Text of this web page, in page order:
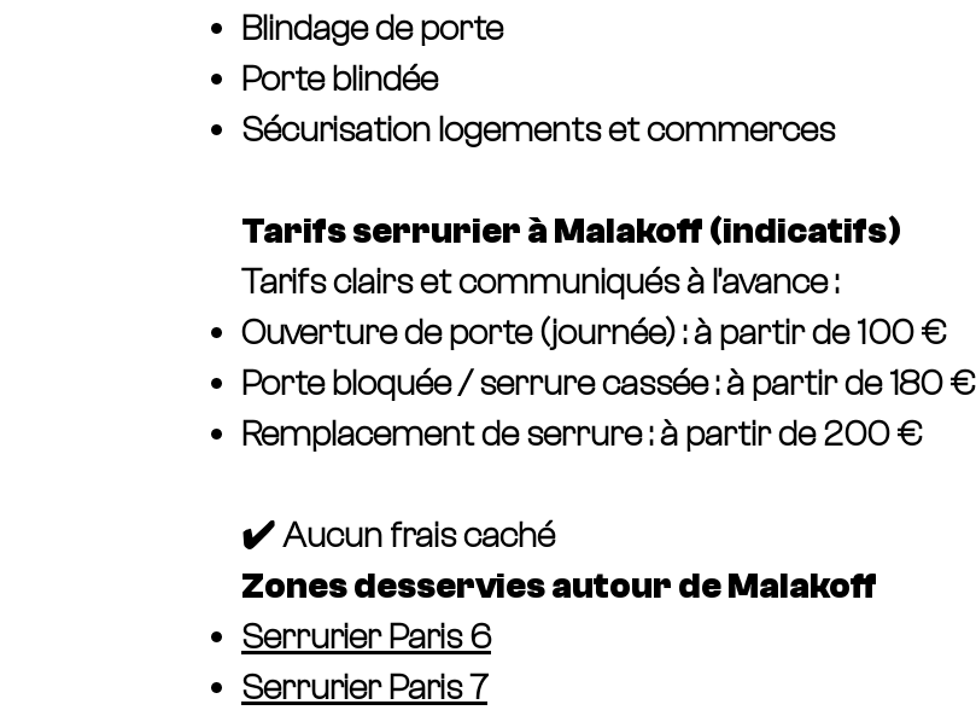
Blindage de porte
Porte blindée
Sécurisation logements et commerces
Tarifs serrurier à Malakoff (indicatifs)
Tarifs clairs et communiqués à l’avance :
Ouverture de porte (journée) : à partir de 100 €
Porte bloquée / serrure cassée : à partir de 180 €
Remplacement de serrure : à partir de 200 €
✔️ Aucun frais caché
Zones desservies autour de Malakoff
Serrurier Paris 6
Serrurier Paris 7